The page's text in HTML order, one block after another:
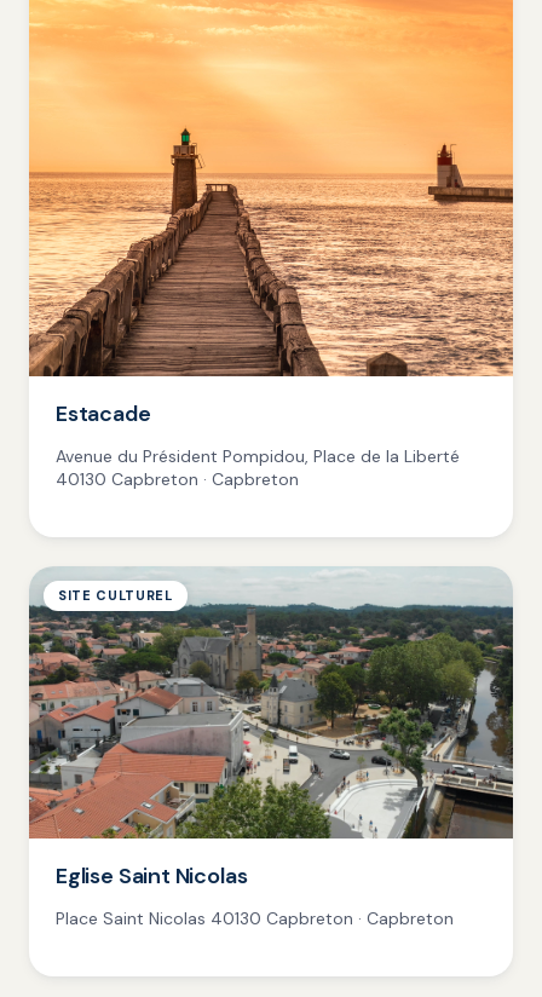
Estacade
Avenue du Président Pompidou, Place de la Liberté
40130 Capbreton · Capbreton
SITE CULTUREL
Eglise Saint Nicolas
Place Saint Nicolas 40130 Capbreton · Capbreton